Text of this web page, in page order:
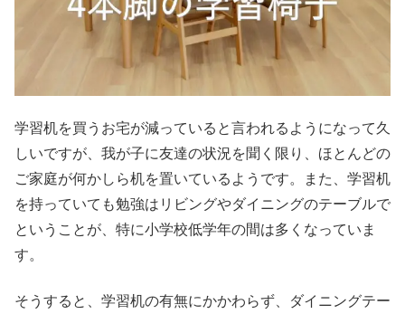
学習机を買うお宅が減っていると言われるようになって久
しいですが、我が子に友達の状況を聞く限り、ほとんどの
ご家庭が何かしら机を置いているようです。また、学習机
を持っていても勉強はリビングやダイニングのテーブルで
ということが、特に小学校低学年の間は多くなっていま
す。
そうすると、学習机の有無にかかわらず、ダイニングテー